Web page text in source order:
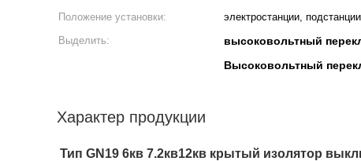
Положение установки:
электростанции,
Выделить:
высоковольтный
Высоковольтный
Характер продукции
Тип GN19 6кв 7.2кв12кв крытый изолятор